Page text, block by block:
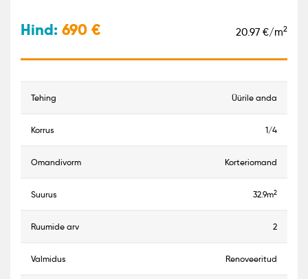
Hind: 690 20.97 €/m2
tehing Üürile anda
korrus 1/4
omandivorm Korteriomand
suurus 32.9m2
ruumide arv 2
valmidus Renoveeritud